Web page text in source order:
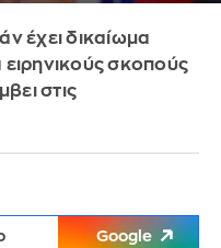
έχει δικαίωμα
σκοπούς
στις
Google